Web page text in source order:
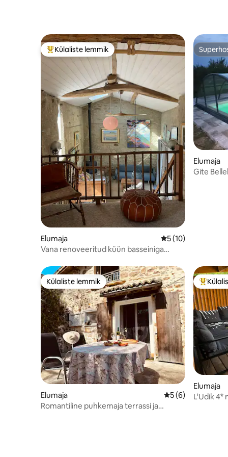
Külaliste suur lemmik
Külaliste lemmik
Elumaja Keskmine hinnang
5 (10)
Vana renoveeritud küün basseiniga
Elumaja
Gite
Külaliste lemmik
Külaliste lemmik
Elumaja Keskmine
5 (6)
Romantiline puhkemaja terrassi ja
Elumaja
L'Udik 4*